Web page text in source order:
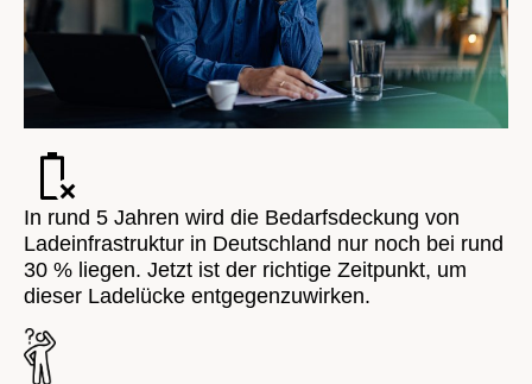
In rund 5 Jahren wird die Bedarfsdeckung von
Ladeinfrastruktur in Deutschland nur noch bei rund
30 % liegen. Jetzt ist der richtige Zeitpunkt, um
dieser Ladelücke entgegenzuwirken.